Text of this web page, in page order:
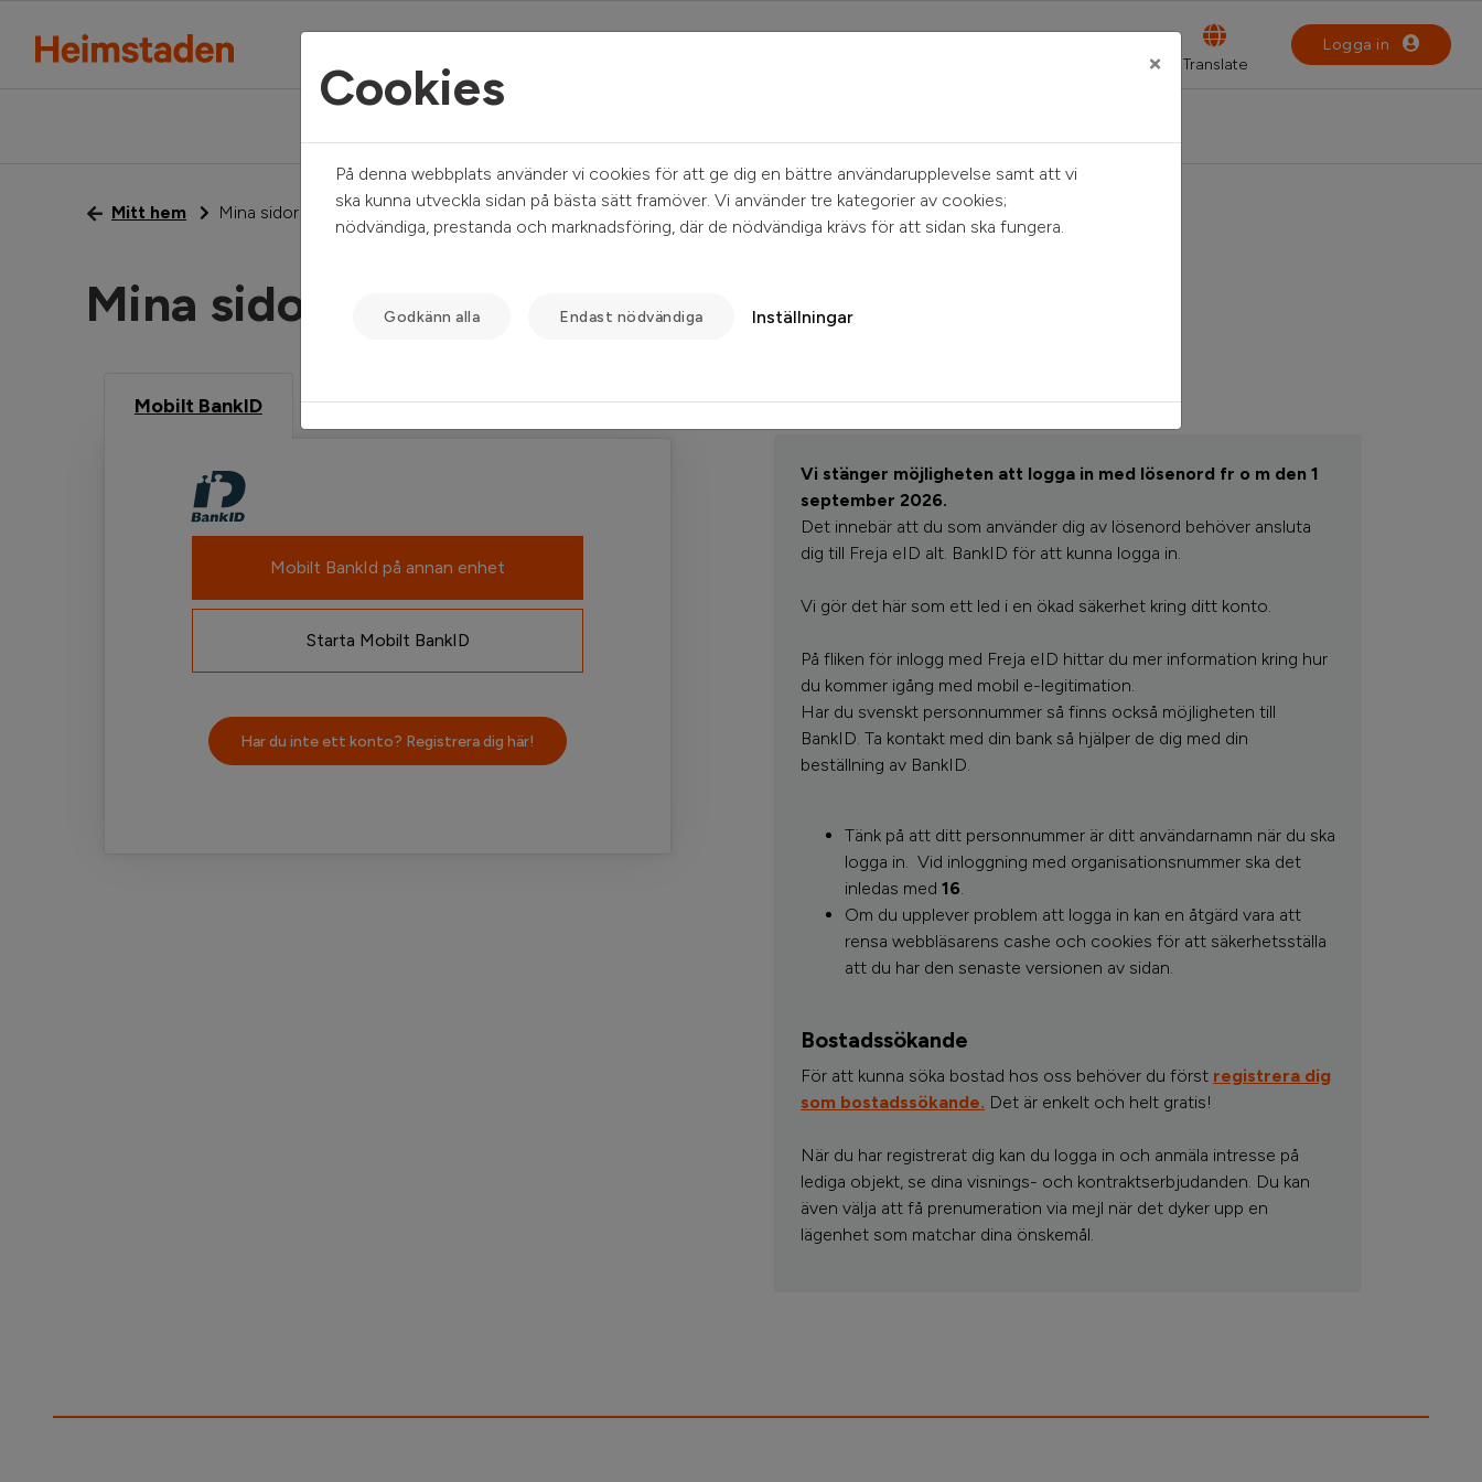
Logga in
Mitt hem Mina sidor
Mina sidor
Mobilt BankID Freja eID Lösenord
Starta Mobilt BankID
Mobilt BankId på annan enhet
Har du inte ett konto? Registrera dig här!
Information
Vi stänger möjligheten att logga in med lösenord fr o m den 1
september 2026.
Det innebär att du som använder dig av lösenord behöver ansluta
dig till Freja eID alt. BankID för att kunna logga in.
Vi gör det här som ett led i en ökad säkerhet kring ditt konto.
På fliken för inlogg med Freja eID hittar du mer information kring hur
du kommer igång med mobil e-legitimation.
Har du svenskt personnummer så finns också möjligheten till
BankID. Ta kontakt med din bank så hjälper de dig med din
beställning av BankID.
Tänk på att ditt personnummer är ditt användarnamn när du ska
logga in. Vid inloggning med organisationsnummer ska det
inledas med 16.
Om du upplever problem att logga in kan en åtgärd vara att
rensa webbläsarens cashe och cookies för att säkerhetsställa
att du har den senaste versionen av sidan.
Bostadssökande
För att kunna söka bostad hos oss behöver du först registrera dig
som bostadssökande. Det är enkelt och helt gratis!
När du har registrerat dig kan du logga in och anmäla intresse på
lediga objekt, se dina visnings- och kontraktserbjudanden. Du kan
även välja att få prenumeration via mejl när det dyker upp en
lägenhet som matchar dina önskemål.
Cookies ×
På denna webbplats använder vi cookies för att ge dig en bättre användarupplevelse samt att vi
ska kunna utveckla sidan på bästa sätt framöver. Vi använder tre kategorier av cookies;
nödvändiga, prestanda och marknadsföring, där de nödvändiga krävs för att sidan ska fungera.
Godkänn alla Endast nödvändiga Inställningar